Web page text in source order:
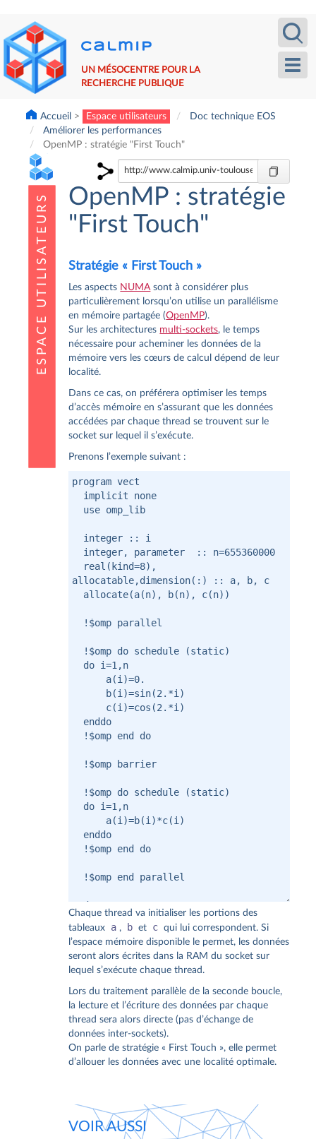
au
contenu
principal
UN MÉSOCENTRE POUR LA
RECHERCHE PUBLIQUE
Accueil Espace utilisateurs
Doc technique EOS
Améliorer les performances
OpenMP : stratégie "First Touch"
OpenMP : stratégie
"First Touch"
Stratégie « First Touch »
Les aspects NUMAsont à considérer plus
particulièrement lorsqu’on utilise un parallélisme
en mémoire partagée (OpenMP).
Sur les architectures multi-sockets, le temps
nécessaire pour acheminer les données de la
mémoire vers les cœurs de calcul dépend de leur
localité.
Dans ce cas, on préférera optimiser les temps
d’accès mémoire en s’assurant que les données
accédées par chaque thread se trouvent sur le
socket sur lequel il s’exécute.
Prenons l’exemple suivant :
Chaque thread va initialiser les portions des
tableaux
a , b et c qui lui correspondent. Si
l’espace mémoire disponible le permet, les données
seront alors écrites dans la RAM du socket sur
lequel s’exécute chaque thread.
Lors du traitement parallèle de la seconde boucle,
la lecture et l’écriture des données par chaque
thread sera alors directe (pas d’échange de
données inter-sockets).
On parle de stratégie « First Touch », elle permet
d’allouer les données avec une localité optimale.
VOIR AUSSI